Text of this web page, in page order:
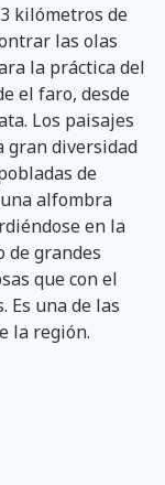
kilómetros de
las olas
la práctica del
el faro, desde
Los paisajes
gran diversidad
de
alfombra
en la
de grandes
que con el
Es una de las
la región.